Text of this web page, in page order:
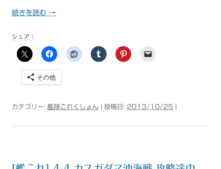
続きを読む →
シェア：
その他
カテゴリー: 艦隊これくしょん | 投稿日: 2013/10/25